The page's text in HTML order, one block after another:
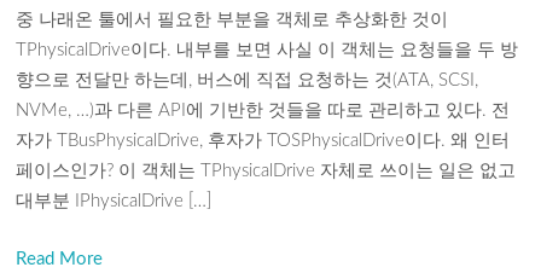
중 나래온 툴에서 필요한 부분을 객체로 추상화한 것이
TPhysicalDrive이다. 내부를 보면 사실 이 객체는 요청들을 두 방
향으로 전달만 하는데, 버스에 직접 요청하는 것(ATA, SCSI,
NVMe, …)과 다른 API에 기반한 것들을 따로 관리하고 있다. 전
자가 TBusPhysicalDrive, 후자가 TOSPhysicalDrive이다. 왜 인터
페이스인가? 이 객체는 TPhysicalDrive 자체로 쓰이는 일은 없고
대부분 IPhysicalDrive […]
Read More